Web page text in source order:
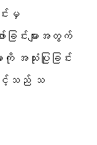
းမှ
င်းများအတွက်
သုံးပြုခြင်း
င့်သည် သ